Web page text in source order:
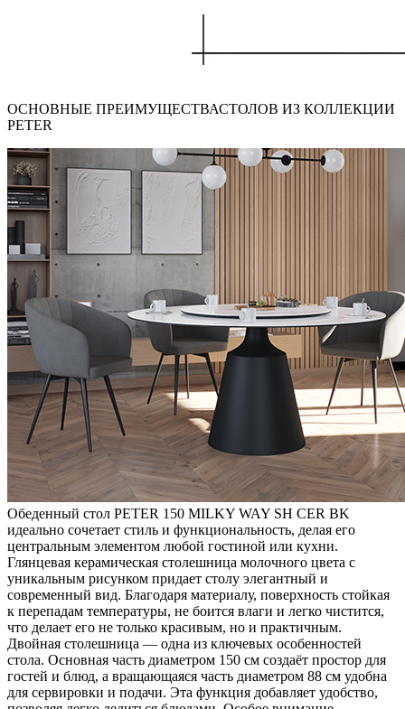
ОСНОВНЫЕ ПРЕИМУЩЕСТВАСТОЛОВ ИЗ КОЛЛЕКЦИИ
PETER
Обеденный стол PETER 150 MILKY WAY SH CER BK
идеально сочетает стиль и функциональность, делая его
центральным элементом любой гостиной или кухни.
Глянцевая керамическая столешница молочного цвета с
уникальным рисунком придает столу элегантный и
современный вид. Благодаря материалу, поверхность стойкая
к перепадам температуры, не боится влаги и легко чистится,
что делает его не только красивым, но и практичным.
Двойная столешница — одна из ключевых особенностей
стола. Основная часть диаметром 150 см создаёт простор для
гостей и блюд, а вращающаяся часть диаметром 88 см удобна
для сервировки и подачи. Эта функция добавляет удобство,